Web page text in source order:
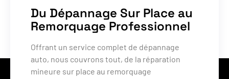
Du Dépannage Sur Place au
Remorquage Professionnel
Offrant un service complet de dépannage
auto, nous couvrons tout, de la réparation
mineure sur place au remorquage